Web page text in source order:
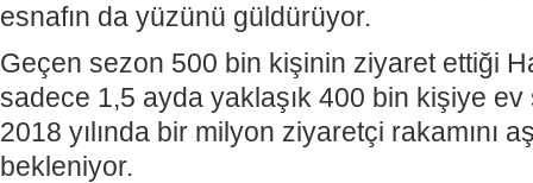
esnafın da yüzünü güldürüyor.
Geçen sezon 500 bin kişinin ziyaret ettiği
sadece 1,5 ayda yaklaşık 400 bin kişiye ev
2018 yılında bir milyon ziyaretçi rakamını
bekleniyor.